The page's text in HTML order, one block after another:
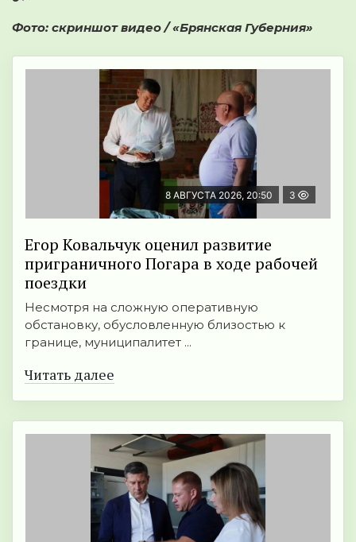
Фото: скриншот видео / «Брянская Губерния»
8 АВГУСТА 2026, 20:50 3
Егор Ковальчук оценил развитие
приграничного Погара в ходе рабочей
поездки
Несмотря на сложную оперативную
обстановку, обусловленную близостью к
границе, муниципалитет ...
Читать далее